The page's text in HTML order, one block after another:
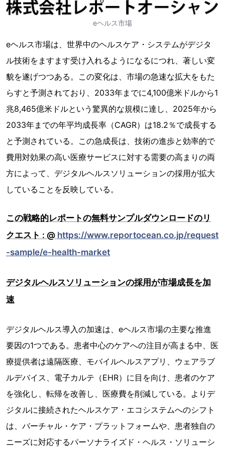
eヘルス市場
eヘルス市場は、世界中のヘルスケア・システムがデジタ
ル技術をますます受け入れるようになるにつれ、著しい変
貌を遂げつつある。この変化は、市場の急速な拡大をもた
らすと予測されており、2033年までに4,100億米ドルから1
兆8,465億米ドルという驚異的な規模に達し、2025年から
2033年までの年平均成長率（CAGR）は18.2％で成長する
と予測されている。この急成長は、技術の進歩と効率的で
費用対効果の高い医療サービスに対する需要の高まりの両
方によって、デジタルヘルスソリューションの採用が拡大
していることを反映している。
この戦略的レポートの無料サンプルダウンロードのリ
クエスト : @ https://www.reportocean.co.jp/request
-sample/e-health-market
デジタルヘルスソリューションの採用が市場成長を加
速
デジタルヘルス導入の加速は、eヘルス市場の主要な推進
要因の1つである。患者中心のケアへの注目が高まる中、医
療提供者は遠隔医療、モバイルヘルスアプリ、ウェアラブ
ルデバイス、電子カルテ（EHR）に目を向け、患者のケア
を強化し、転帰を改善し、医療費を削減している。よりデ
ジタルに接続されたヘルスケア・エコシステムへのシフト
は、バーチャル・ケア・プラットフォームや、患者独自の
ニーズに対応するパーソナライズド・ヘルス・ソリューシ